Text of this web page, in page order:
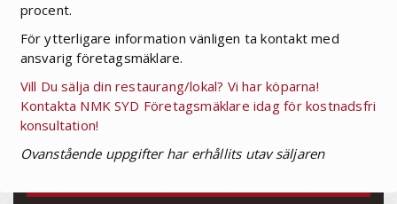
procent.
För ytterligare information vänligen ta kontakt med
ansvarig företagsmäklare.
Vill Du sälja din restaurang/lokal? Vi har köparna!
Kontakta NMK SYD Företagsmäklare idag för kostnadsfri
konsultation!
Ovanstående uppgifter har erhållits utav säljaren